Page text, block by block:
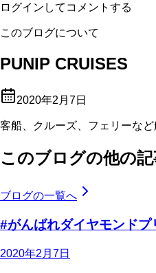
ログインしてコメントする
このブログについて
PUNIP CRUISES
2020年2月7日
客船、クルーズ、フェリーな
このブログの他の
ブログの一覧へ
#がんばれダイヤモンドプ
2020年2月7日